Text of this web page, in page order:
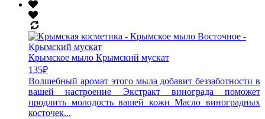
Крымское мыло Крымский мускат
135₽
Волшебный аромат этого мыла добавит беззаботности в
вашей настроение Экстракт винограда поможет
продлить молодость вашей кожи Масло виноградных
косточек...